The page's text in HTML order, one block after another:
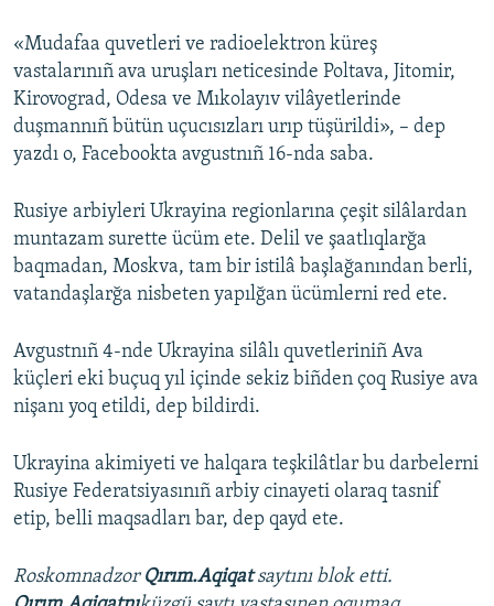
«Mudafaa quvetleri ve radioelektron küreş
vastalarınıñ ava uruşları neticesinde Poltava, Jitomir,
Kirovograd, Odesa ve Mıkolayıv vilâyetlerinde
duşmannıñ bütün uçucısızları urıp tüşürildi», – dep
yazdı o, Facebookta avgustnıñ 16-nda saba.
Rusiye arbiyleri Ukrayina regionlarına çeşit silâlardan
muntazam surette ücüm ete. Delil ve şaatlıqlarğa
baqmadan, Moskva, tam bir istilâ başlağanından berli,
vatandaşlarğa nisbeten yapılğan ücümlerni red ete.
Avgustnıñ 4-nde Ukrayina silâlı quvetleriniñ Ava
küçleri eki buçuq yıl içinde sekiz biñden çoq Rusiye ava
nişanı yoq etildi, dep bildirdi.
Ukrayina akimiyeti ve halqara teşkilâtlar bu darbelerni
Rusiye Federatsiyasınıñ arbiy cinayeti olaraq tasnif
etip, belli maqsadları bar, dep qayd ete.
Roskomnadzor Qırım.Aqiqatsaytını blok etti.